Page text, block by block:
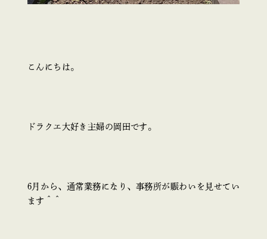
こんにちは。
ドラクエ大好き主婦の岡田です。
6月から、通常業務になり、事務所が賑わいを見せてい
ます＾＾